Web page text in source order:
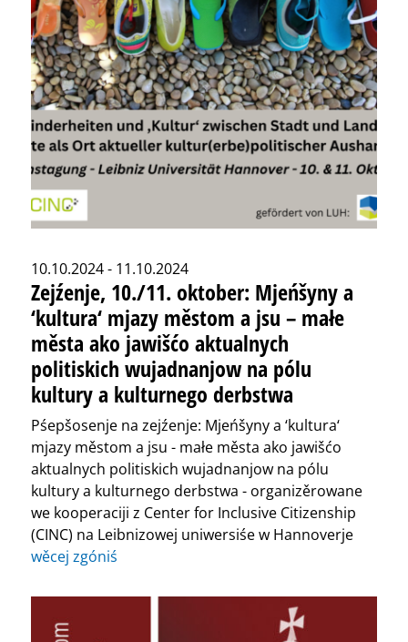
10.10.2024 - 11.10.2024
Zejźenje, 10./11. oktober: Mjeńšyny a
‘kultura‘ mjazy městom a jsu – małe
města ako jawišćo aktualnych
politiskich wujadnanjow na pólu
kultury a kulturnego derbstwa
Pśepšosenje na zejźenje: Mjeńšyny a ‘kultura‘
mjazy městom a jsu - małe města ako jawišćo
aktualnych politiskich wujadnanjow na pólu
kultury a kulturnego derbstwa - organizěrowane
we kooperaciji z Center for Inclusive Citizenship
(CINC) na Leibnizowej uniwersiśe w Hannoverje
wěcej zgóniś